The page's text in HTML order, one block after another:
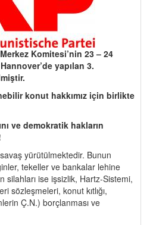
Komitesi’nin 23 – 24
yapılan 3.
konut hakkımız için birlikte
ve demokratik hakların
yürütülmektedir. Bunun
tekeller ve bankalar lehine
silahları ise işsizlik, Hartz-Sistemi,
sözleşmeleri, konut kıtlığı,
Ç.N.) borçlanması ve